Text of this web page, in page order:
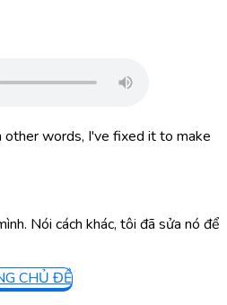
other words, I've fixed it to make
Nói cách khác, tôi đã sửa nó để
CHỦ ĐỀ